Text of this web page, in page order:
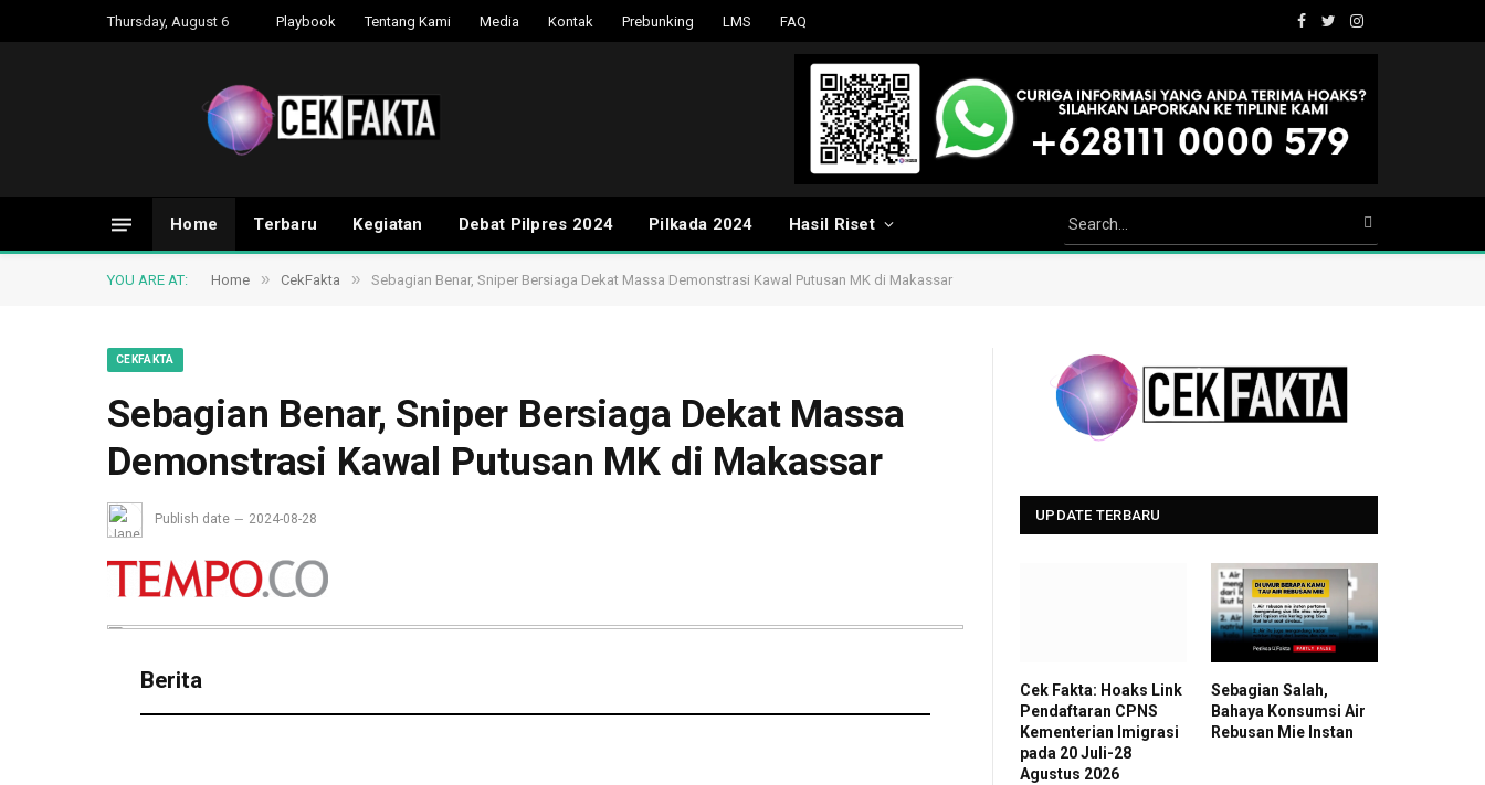
Thursday, August 6 Playbook Tentang Kami Media Kontak Prebunking LMS FAQ
Facebook
TwitterInstagram
Home Terbaru Kegiatan Debat Pilpres 2024 Pilkada 2024 Hasil Riset
YOU ARE AT: Home » CekFakta » Sebagian Benar, Sniper Bersiaga Dekat Massa Demonstrasi Kawal Putusan MK di Makassar
CEKFAKTA
Sebagian Benar, Sniper Bersiaga Dekat Massa
Demonstrasi Kawal Putusan MK di Makassar
Publish date 2024-08-28
Berita
UPDATE TERBARU
Cek Fakta: Hoaks Link
Pendaftaran CPNS
Kementerian Imigrasi
pada 20 Juli-28
Agustus 2026
Sebagian Salah,
Bahaya Konsumsi Air
Rebusan Mie Instan